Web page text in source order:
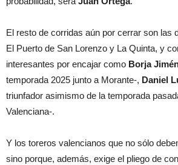
El resto de corridas aún por cerrar son las
El Puerto de San Lorenzo y La Quinta, y
interesantes por encajar como Borja
temporada 2025 junto a Morante-, Daniel
triunfador asimismo de la temporada
Valenciana-.
Y los toreros valencianos que no sólo
sino porque, además, exige el pliego de